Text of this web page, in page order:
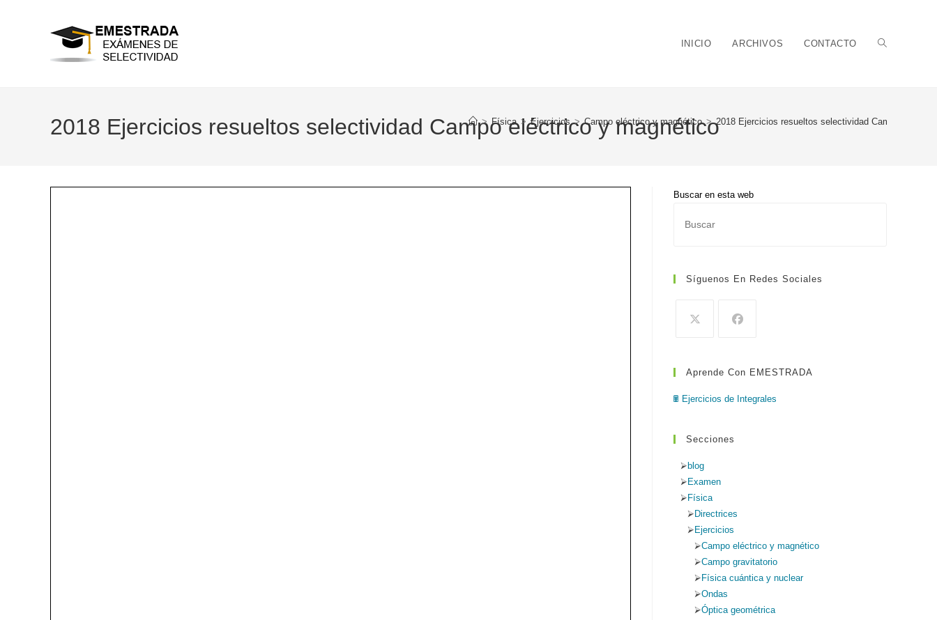
INICIO ARCHIVOS CONTACTO Alternar
2018 Ejercicios resueltos selectividad Campo eléctrico y magnético
> Física > Ejercicios > Campo eléctrico y magnético > 2018 Ejercicios resueltos selectividad Campo
Buscar en esta web
Síguenos En Redes Sociales
Aprende Con EMESTRADA
🖩 Ejercicios de Integrales
Secciones
blog
Examen
Física
Directrices
Ejercicios
Campo eléctrico y magnético
Campo gravitatorio
Física cuántica y nuclear
Ondas
Óptica geométrica